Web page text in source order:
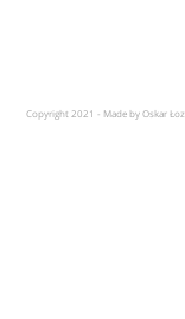
Copyright 2021 - Made by Oskar